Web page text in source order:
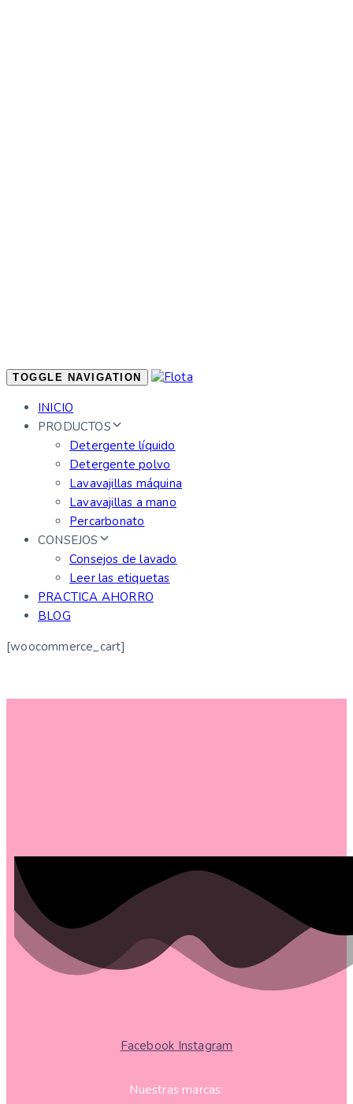
TOGGLE NAVIGATION
INICIO
PRODUCTOS
Detergente líquido
Detergente polvo
Lavavajillas máquina
Lavavajillas a mano
Percarbonato
CONSEJOS
Consejos de lavado
Leer las etiquetas
PRACTICA AHORRO
BLOG
[woocommerce_cart]
Facebook Instagram
Nuestras marcas: